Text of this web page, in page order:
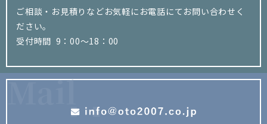
ご相談・お見積りなどお気軽にお電話にてお問い合わせく
ださい。
受付時間 9：00～18：00
Mail